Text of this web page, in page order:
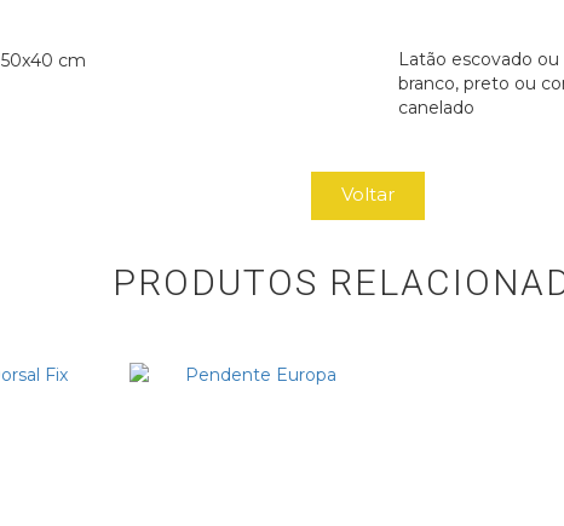
50x40 cm
Latão escovado
branco, preto ou
canelado
Voltar
PRODUTOS